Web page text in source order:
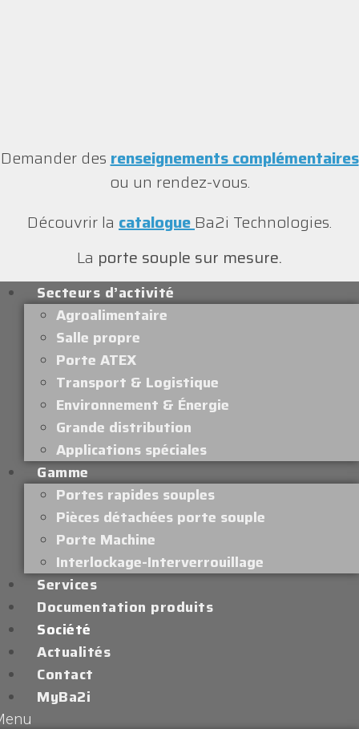
Demander desrenseignements complémentaires
ou un rendez-vous.
Découvrir la catalogueBa2i Technologies.
La porte souple sur mesure.
Secteurs d’activité
Agroalimentaire
Salle propre
Porte ATEX
Transport & Logistique
Environnement & Énergie
Grande distribution
Applications spéciales
Gamme
Portes rapides souples
Pièces détachées porte souple
Porte Machine
Interlockage-Interverrouillage
Services
Documentation produits
Société
Actualités
Contact
MyBa2i